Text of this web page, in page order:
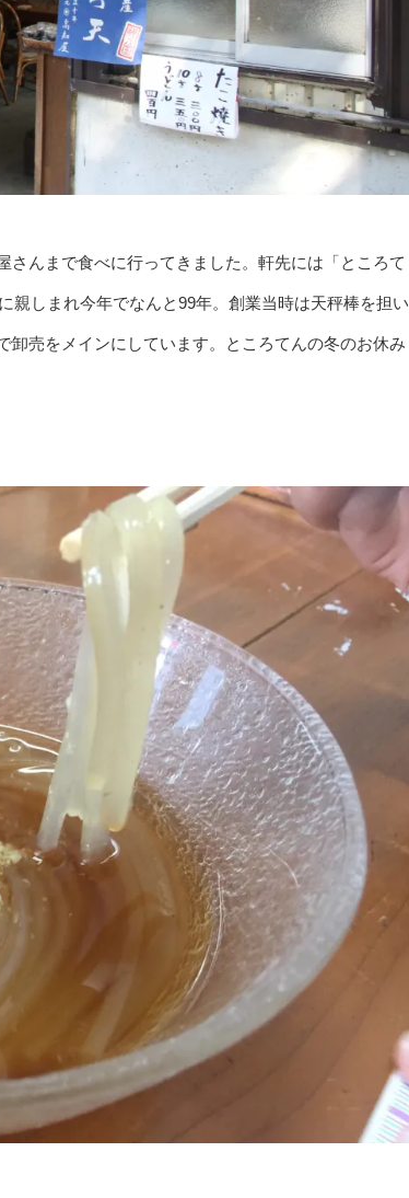
んまで食べに行ってきました。軒先には「ところて
親しまれ今年でなんと99年。創業当時は天秤棒を担い
売をメインにしています。ところてんの冬のお休み